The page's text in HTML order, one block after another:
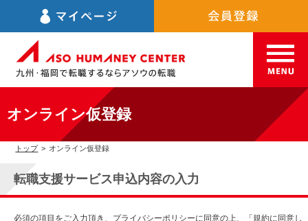
オンライン仮登録
トップ > オンライン仮登録
転職支援サービス申込内容の入力
必須の項目をご入力頂き、プライバシーポリシーに同意の上、「規約に同意し